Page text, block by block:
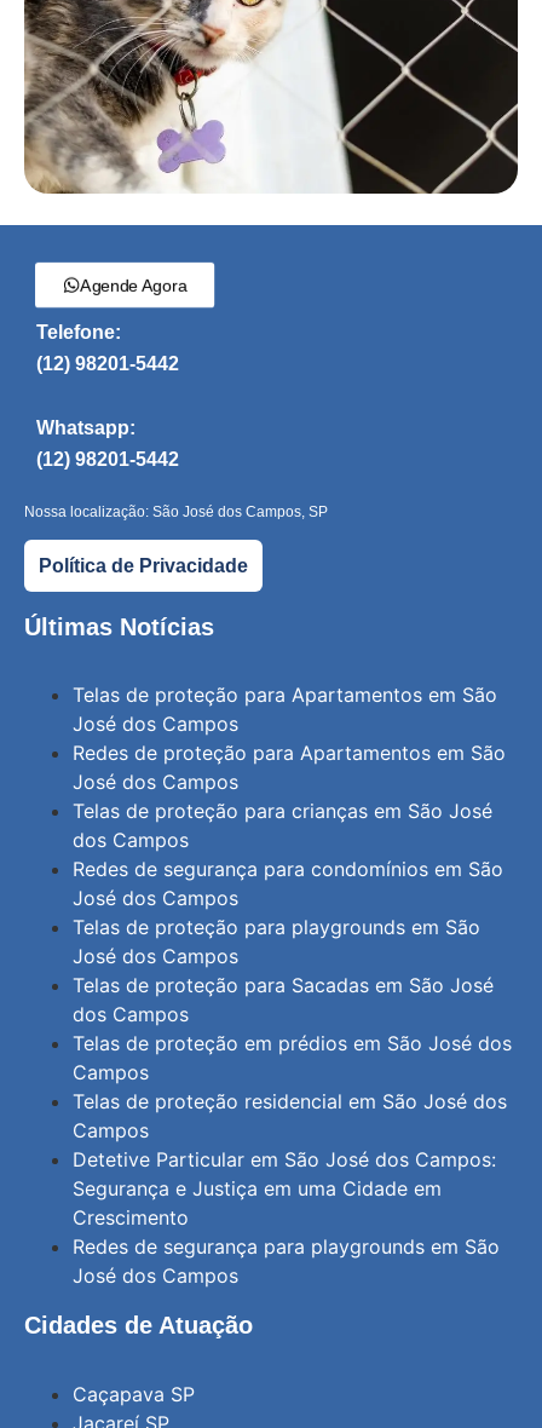
Agende Agora
Telefone:
(12) 98201-5442
Whatsapp:
(12) 98201-5442
Nossa localização: São José dos Campos, SP
Política de Privacidade
Últimas Notícias
Telas de proteção para Apartamentos em São
José dos Campos
Redes de proteção para Apartamentos em São
José dos Campos
Telas de proteção para crianças em São José
dos Campos
Redes de segurança para condomínios em São
José dos Campos
Telas de proteção para playgrounds em São
José dos Campos
Telas de proteção para Sacadas em São José
dos Campos
Telas de proteção em prédios em São José dos
Campos
Telas de proteção residencial em São José dos
Campos
Detetive Particular em São José dos Campos:
Segurança e Justiça em uma Cidade em
Crescimento
Redes de segurança para playgrounds em São
José dos Campos
Cidades de Atuação
Caçapava SP
Jacareí SP